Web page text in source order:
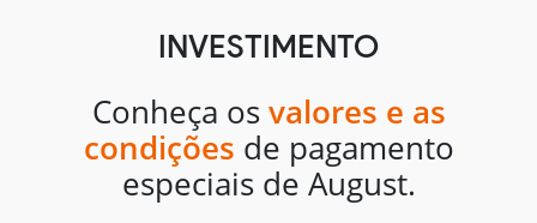
INVESTIMENTO
Conheça os valores e as
condições de pagamento
especiais de August.